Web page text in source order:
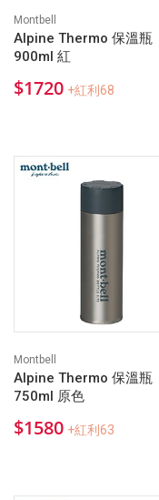
Montbell
Alpine Thermo 保溫瓶
900ml 紅
$1720 +紅利68
Montbell
Alpine Thermo 保溫瓶
750ml 原色
$1580 +紅利63